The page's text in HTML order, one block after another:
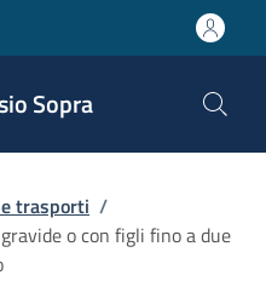
Sopra
trasporti /
o con figli fino a due